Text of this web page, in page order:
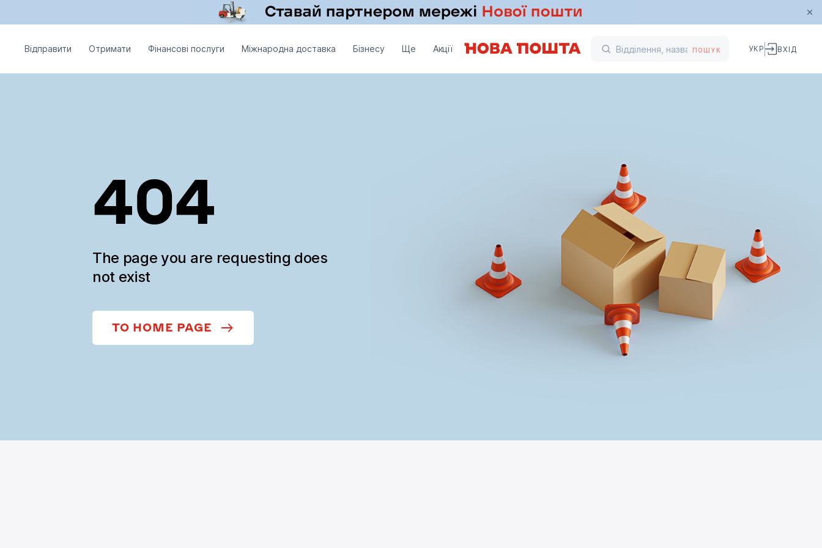
Відправити Отримати Фінансові послуги Міжнародна доставка Бізнесу Ще Акції ПОШУК УКР ВХІД
404
The page you are requesting does
not exist
TO HOME PAGE